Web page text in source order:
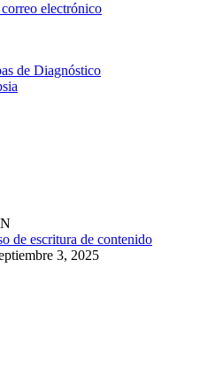
electrónico
de Diagnóstico
de escritura de contenido
3, 2025